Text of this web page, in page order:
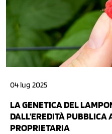
04 lug 2025
LA GENETICA DEL
DALL'EREDITÀ PUBBLICA
PROPRIETARIA